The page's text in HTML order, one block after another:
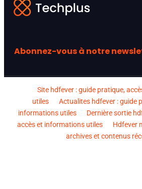
Abonnez-vous à notre
Site hdfever : guide pratique,
utiles
Actualites hdfever : guide
informations utiles
Dernière sortie
accès et informations utiles
Hdfever
archives et contenus